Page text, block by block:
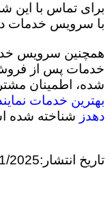
برای تماس با این
با سرویس خدمات
همچنین سرویس
خدمات پس از فروش
شده، اطمینان
بهترین خدمات
دهدز شناخته شده
تاریخ انتشار:12:00:00 AM